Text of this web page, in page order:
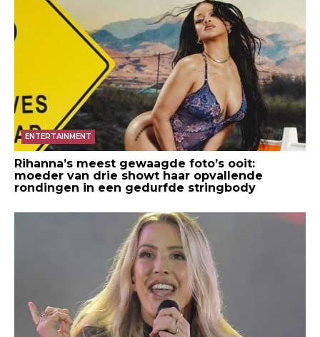
ENTERTAINMENT
Rihanna’s meest gewaagde foto’s ooit:
moeder van drie showt haar opvallende
rondingen in een gedurfde stringbody